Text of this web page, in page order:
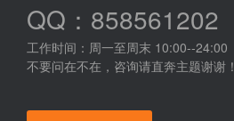
QQ：858561202
工作时间：周一至周末 10:00--24:00
不要问在不在，咨询请直奔主题谢谢！